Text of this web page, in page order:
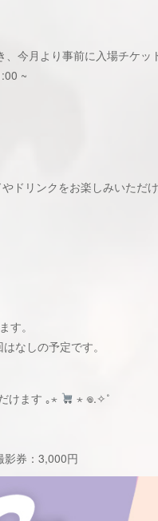
今月より事前に入場チケッ
~
ドリンクをお楽しみいただけ
す。
なしの予定です。
けます ｡⋆
⋆ 𖦹.✧˚
影券：3,000円